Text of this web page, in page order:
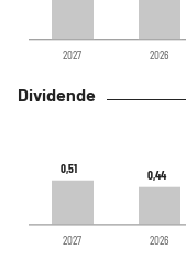
2027 2026
Dividende
0,51
0,51 0,44
0,44
2027 2026